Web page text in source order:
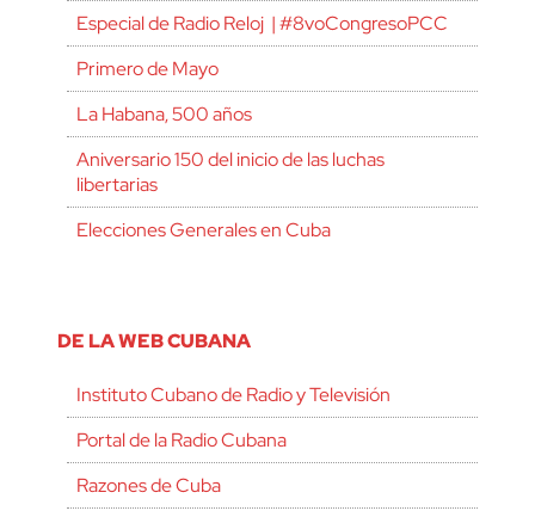
Especial de Radio Reloj | #8voCongresoPCC
Primero de Mayo
La Habana, 500 años
Aniversario 150 del inicio de las luchas
libertarias
Elecciones Generales en Cuba
DE LA WEB CUBANA
Instituto Cubano de Radio y Televisión
Portal de la Radio Cubana
Razones de Cuba